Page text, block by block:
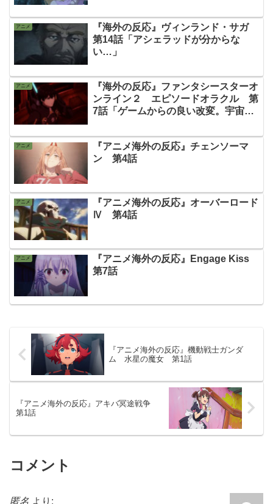
アニメ
『海外の反応』ヴィンランド・サガ
第14話「アシェラッドが分からな
い…」
アニメ
『海外の反応』ファンタシースターオ
ンライン２ エピソードオラクル 第
7話「ゲームからの良い改変。宇宙で
アニメ
『アニメ海外の反応』チェンソーマ
ン 第4話
アニメ
『アニメ海外の反応』オーバーロード
Ⅳ 第4話
アニメ
『アニメ海外の反応』Engage Kiss
第7話
『アニメ海外の反応』機動戦士ガンダ
ム 水星の魔女 第1話
『アニメ海外の反応』アキバ冥途戦争
第1話
コメント
匿名 より: